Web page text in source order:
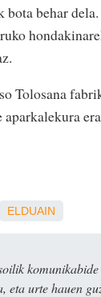
behar
Tolosana
aparkalekura
ELDUAIN
eta urte hauen